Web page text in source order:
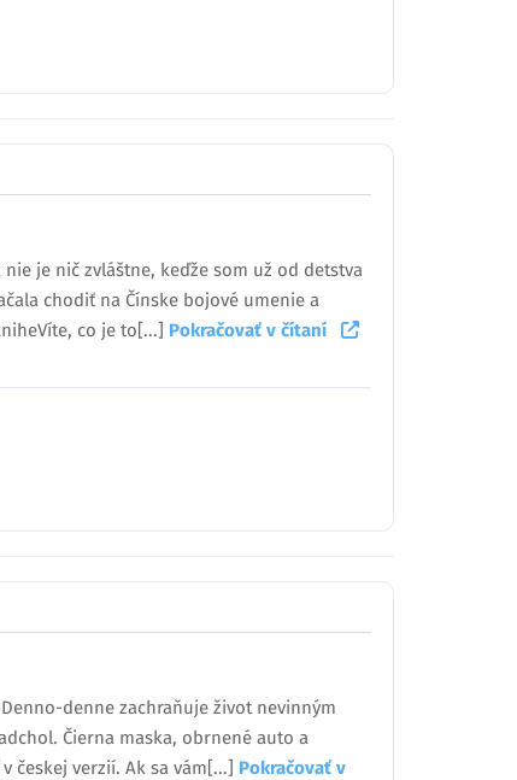
je nič zvláštne, keďže som už od detstva
chodiť na Čínske bojové umenie a
co je to[...] Pokračovať v čítaní
denne zachraňuje život nevinným
Čierna maska, obrnené auto a
českej verzií. Ak sa vám[...] Pokračovať v